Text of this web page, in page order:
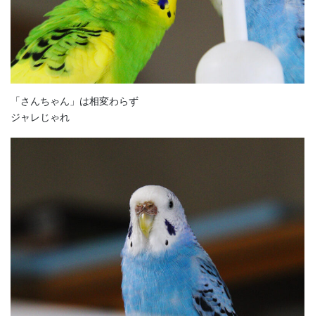
「さんちゃん」は相変わらず
ジャレじゃれ